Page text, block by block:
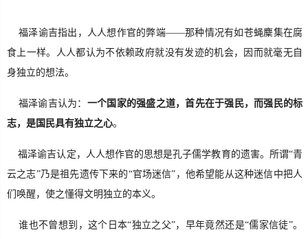
福泽谕吉指出，人人想作官的弊端——那种情况有如苍蝇麇集在腐
食上一样。人人都认为不依赖政府就没有发迹的机会，因而就毫无自
身独立的想法。
福泽谕吉认为： 一个国家的强盛之道，首先在于强民，而强民的标
志，是国民具有独立之心。
福泽谕吉认定，人人想作官的思想是孔子儒学教育的遗害。所谓“青
云之志”乃是祖先遗传下来的“官场迷信”，他希望能从这种迷信中把人
们唤醒，使之懂得文明独立的本义。
谁也不曾想到，这个日本“独立之父”，早年竟然还是“儒家信徒”。